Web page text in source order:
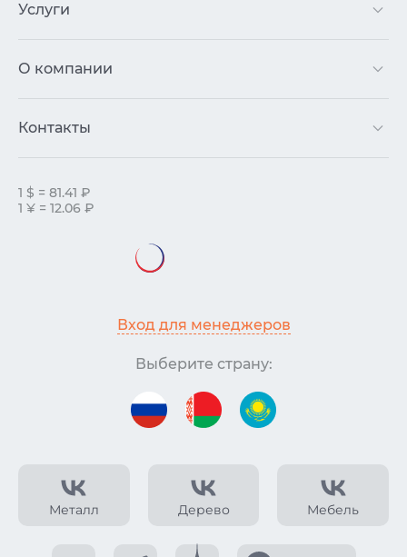
Металл Дерево Мебель
Услуги
О компании
Контакты
1 $ = 81.41 ₽
1 ¥ = 12.06 ₽
Вход для менеджеров
Выберите страну: